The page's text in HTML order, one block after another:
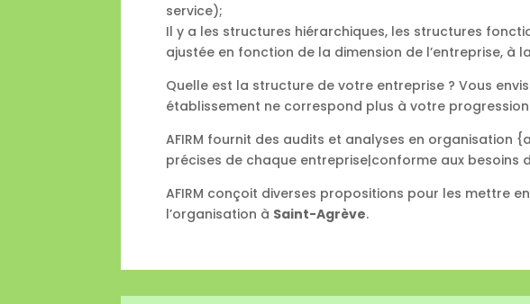
service);
Il y a les structures hiérarchiques, les structures
ajustée en fonction de la dimension de l’entreprise, à
Quelle est la structure de votre entreprise ? Vous
établissement ne correspond plus à votre
AFIRM fournit des audits et analyses en organisation
précises de chaque entreprise|conforme aux
AFIRM conçoit diverses propositions pour les mettre
l’organisation à Saint-Agrève.